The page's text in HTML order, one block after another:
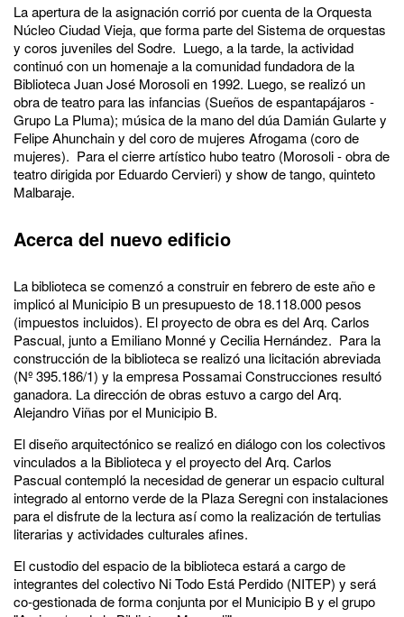
La apertura de la asignación corrió por cuenta de la Orquesta
Núcleo Ciudad Vieja, que forma parte del Sistema de orquestas
y coros juveniles del Sodre. Luego, a la tarde, la actividad
continuó con un homenaje a la comunidad fundadora de la
Biblioteca Juan José Morosoli en 1992. Luego, se realizó un
obra de teatro para las infancias (Sueños de espantapájaros -
Grupo La Pluma); música de la mano del dúa Damián Gularte y
Felipe Ahunchain y del coro de mujeres Afrogama (coro de
mujeres). Para el cierre artístico hubo teatro (Morosoli - obra de
teatro dirigida por Eduardo Cervieri) y show de tango, quinteto
Malbaraje.
Acerca del nuevo edificio
La biblioteca se comenzó a construir en febrero de este año e
implicó al Municipio B un presupuesto de 18.118.000 pesos
(impuestos incluidos). El proyecto de obra es del Arq. Carlos
Pascual, junto a Emiliano Monné y Cecilia Hernández. Para la
construcción de la biblioteca se realizó una licitación abreviada
(Nº 395.186/1) y la empresa Possamai Construcciones resultó
ganadora. La dirección de obras estuvo a cargo del Arq.
Alejandro Viñas por el Municipio B.
El diseño arquitectónico se realizó en diálogo con los colectivos
vinculados a la Biblioteca y el proyecto del Arq. Carlos
Pascual contempló la necesidad de generar un espacio cultural
integrado al entorno verde de la Plaza Seregni con instalaciones
para el disfrute de la lectura así como la realización de tertulias
literarias y actividades culturales afines.
El custodio del espacio de la biblioteca estará a cargo de
integrantes del colectivo Ni Todo Está Perdido (NITEP) y será
co-gestionada de forma conjunta por el Municipio B y el grupo